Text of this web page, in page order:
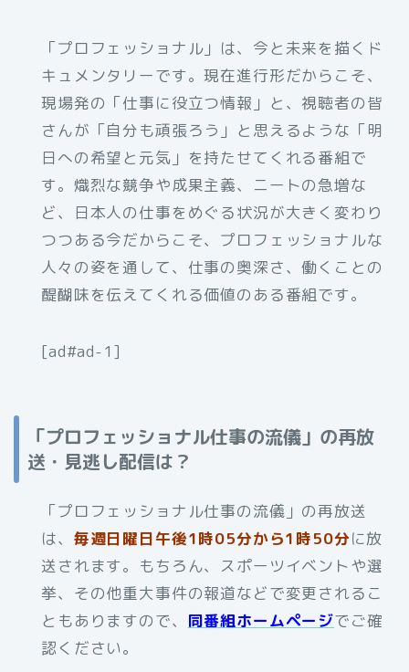
「プロフェッショナル」は、今と未来を描くド
キュメンタリーです。現在進行形だからこそ、
現場発の「仕事に役立つ情報」と、視聴者の皆
さんが「自分も頑張ろう」と思えるような「明
日への希望と元気」を持たせてくれる番組で
す。熾烈な競争や成果主義、ニートの急増な
ど、日本人の仕事をめぐる状況が大きく変わり
つつある今だからこそ、プロフェッショナルな
人々の姿を通して、仕事の奥深さ、働くことの
醍醐味を伝えてくれる価値のある番組です。
[ad#ad-1]
「プロフェッショナル仕事の流儀」の再放
送・見逃し配信は？
「プロフェッショナル仕事の流儀」の再放送
は、 毎週日曜日午後1時05分から1時50分に放
送されます。もちろん、スポーツイベントや選
挙、その他重大事件の報道などで変更されるこ
ともありますので、 同番組ホームページでご確
認ください。